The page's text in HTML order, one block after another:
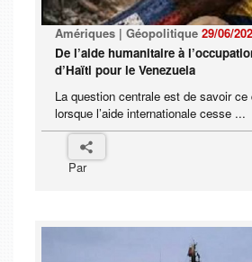
Amériques | Géopolitique 29/06/
De l’aide humanitaire à
d’Haïti pour le Venezuela
La question centrale est de savoir
lorsque l’aide internationale cesse ...
Par